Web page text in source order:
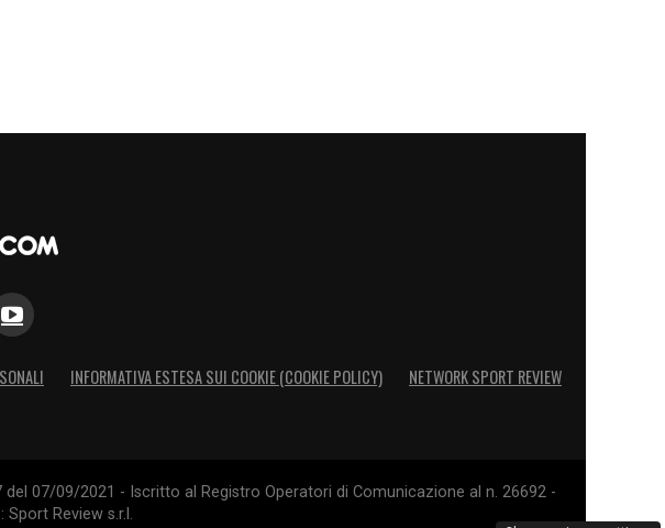
INFORMATIVA ESTESA SUI COOKIE (COOKIE POLICY) NETWORK SPORT REVIEW
07/09/2021 - Iscritto al Registro Operatori di Comunicazione al n. 26692 -
Sport Review s.r.l.